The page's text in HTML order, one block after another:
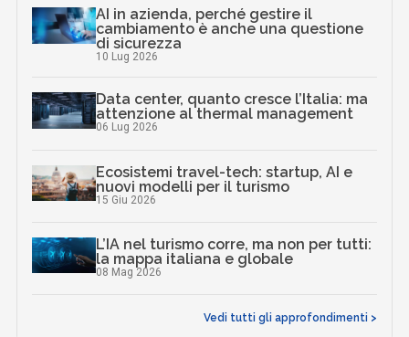
AI in azienda, perché gestire il
cambiamento è anche una questione
di sicurezza
10 Lug 2026
Data center, quanto cresce l’Italia: ma
attenzione al thermal management
06 Lug 2026
Ecosistemi travel-tech: startup, AI e
nuovi modelli per il turismo
15 Giu 2026
L’IA nel turismo corre, ma non per tutti:
la mappa italiana e globale
08 Mag 2026
Vedi tutti gli approfondimenti >